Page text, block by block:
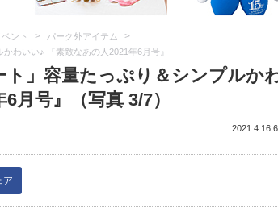
ント > パーク外アイテム >
わいい♪ 『素敵なあの人2021年6月号』
ト」容量たっぷり＆シンプルか
月号』（写真 3/7）
2021.4.16
ア